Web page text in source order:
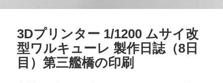
3Dプリンター 1/1200 ムサイ改
型ワルキューレ 製作日誌（8日
目）第三艦橋の印刷